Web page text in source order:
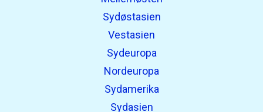
Sydøstasien
Vestasien
Sydeuropa
Nordeuropa
Sydamerika
Sydasien